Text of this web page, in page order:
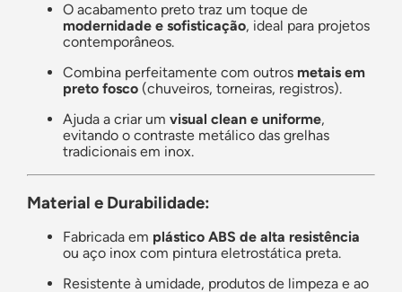
O acabamento preto traz um toque de
modernidade e sofisticação, ideal para projetos
contemporâneos.
Combina perfeitamente com outros metais em
preto fosco (chuveiros, torneiras, registros).
Ajuda a criar um visual clean e uniforme,
evitando o contraste metálico das grelhas
tradicionais em inox.
Material e Durabilidade:
Fabricada em plástico ABS de alta resistência
ou aço inox com pintura eletrostática preta.
Resistente à umidade, produtos de limpeza e ao